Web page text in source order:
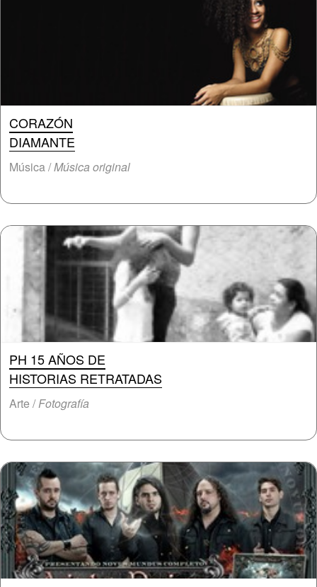
CORAZÓN
DIAMANTE
Música /Música original
PH 15 AÑOS DE
HISTORIAS RETRATADAS
Arte /Fotografía